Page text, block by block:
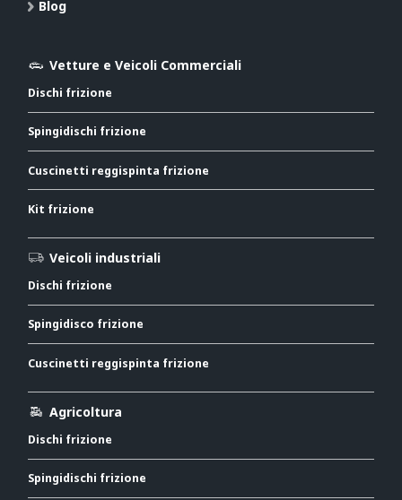
Blog
Vetture e Veicoli Commerciali
Dischi frizione
Spingidischi frizione
Cuscinetti reggispinta frizione
Kit frizione
Veicoli industriali
Dischi frizione
Spingidisco frizione
Cuscinetti reggispinta frizione
Agricoltura
Dischi frizione
Spingidischi frizione